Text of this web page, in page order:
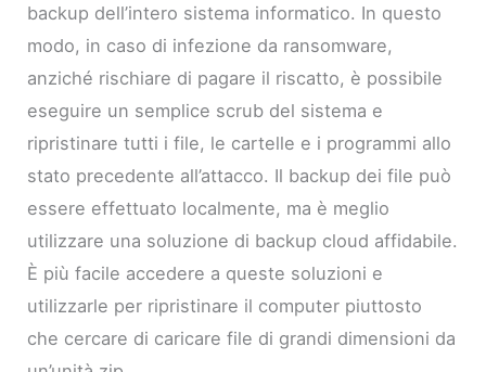
backup dell’intero sistema informatico. In questo
modo, in caso di infezione da ransomware,
anziché rischiare di pagare il riscatto, è possibile
eseguire un semplice scrub del sistema e
ripristinare tutti i file, le cartelle e i programmi allo
stato precedente all’attacco. Il backup dei file può
essere effettuato localmente, ma è meglio
utilizzare una soluzione di backup cloud affidabile.
È più facile accedere a queste soluzioni e
utilizzarle per ripristinare il computer piuttosto
che cercare di caricare file di grandi dimensioni da